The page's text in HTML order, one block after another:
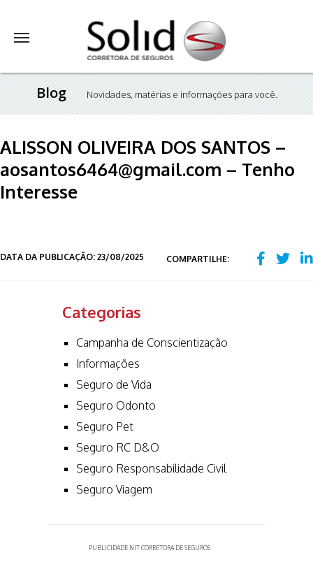
Blog Novidades, matérias e informações para você.
ALISSON OLIVEIRA DOS SANTOS –
aosantos6464@gmail.com – Tenho
Interesse
DATA DA PUBLICAÇÃO: 23/08/2025 COMPARTILHE:
Categorias
Campanha de Conscientização
Informações
Seguro de Vida
Seguro Odonto
Seguro Pet
Seguro RC D&O
Seguro Responsabilidade Civil
Seguro Viagem
PUBLICIDADE NIT CORRETORA DE SEGUROS